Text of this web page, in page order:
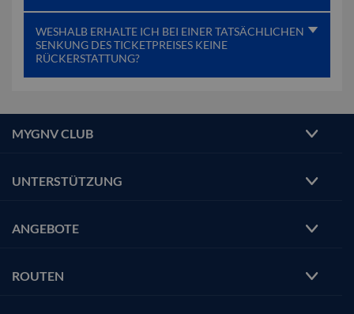
WESHALB ERHALTE ICH BEI EINER TATSÄCHLICHEN
SENKUNG DES TICKETPREISES KEINE
RÜCKERSTATTUNG?
MYGNV CLUB
UNTERSTÜTZUNG
ANGEBOTE
ROUTEN